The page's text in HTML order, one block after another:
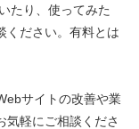
たり、使ってみた
ください。有料とは
サイトの改善や業
気軽にご相談くださ